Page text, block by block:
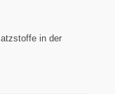
in der